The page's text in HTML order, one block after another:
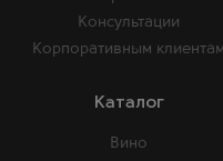
Консультации
Корпоративным клиентам
Каталог
Вино